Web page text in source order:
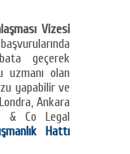
Vizesi
geçerek
uzmanı olan
yapabilir ve
Ankara
& Co Legal
Hattı